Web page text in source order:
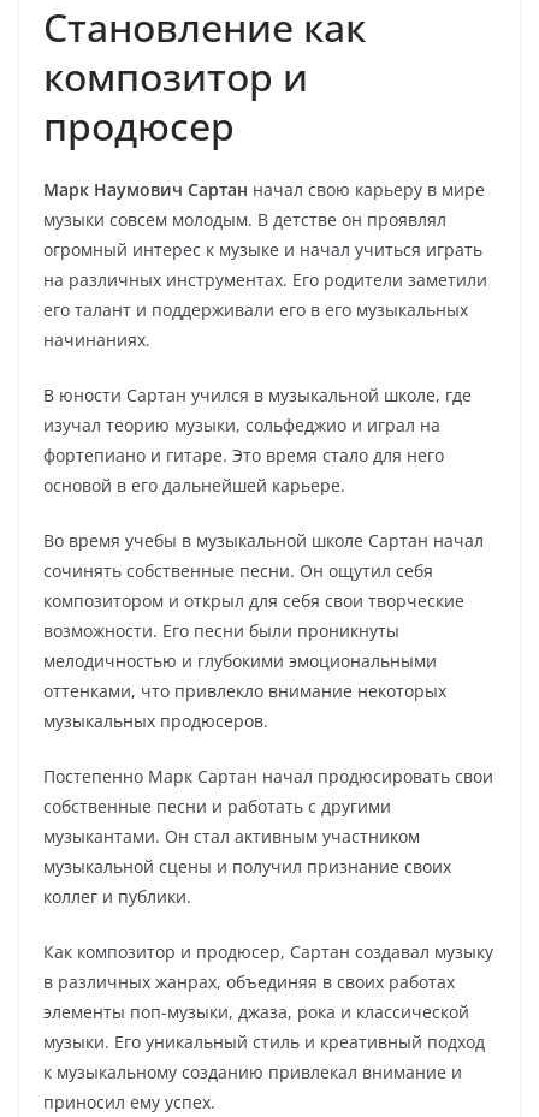
Становление как
композитор и
продюсер
Марк Наумович Сартан начал свою карьеру в мире
музыки совсем молодым. В детстве он проявлял
огромный интерес к музыке и начал учиться играть
на различных инструментах. Его родители заметили
его талант и поддерживали его в его музыкальных
начинаниях.
В юности Сартан учился в музыкальной школе, где
изучал теорию музыки, сольфеджио и играл на
фортепиано и гитаре. Это время стало для него
основой в его дальнейшей карьере.
Во время учебы в музыкальной школе Сартан начал
сочинять собственные песни. Он ощутил себя
композитором и открыл для себя свои творческие
возможности. Его песни были проникнуты
мелодичностью и глубокими эмоциональными
оттенками, что привлекло внимание некоторых
музыкальных продюсеров.
Постепенно Марк Сартан начал продюсировать свои
собственные песни и работать с другими
музыкантами. Он стал активным участником
музыкальной сцены и получил признание своих
коллег и публики.
Как композитор и продюсер, Сартан создавал музыку
в различных жанрах, объединяя в своих работах
элементы поп-музыки, джаза, рока и классической
музыки. Его уникальный стиль и креативный подход
к музыкальному созданию привлекал внимание и
приносил ему успех.